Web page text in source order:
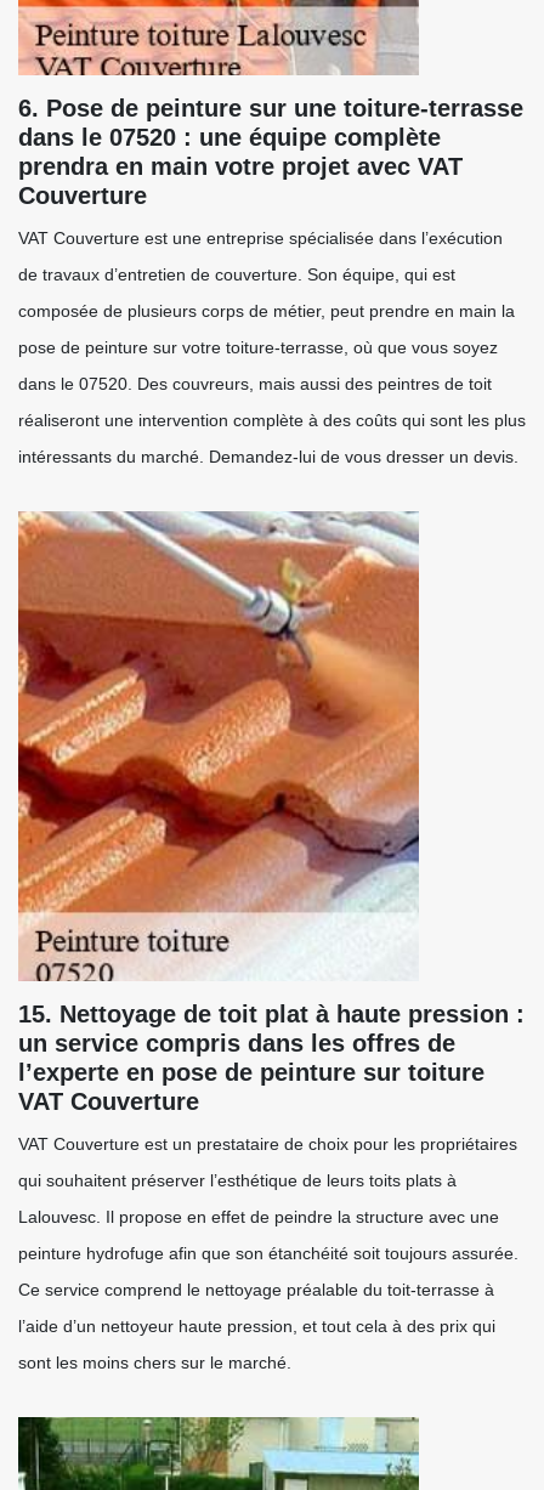
6. Pose de peinture sur une toiture-terrasse
dans le 07520 : une équipe complète
prendra en main votre projet avec VAT
Couverture
VAT Couverture est une entreprise spécialisée dans l’exécution
de travaux d’entretien de couverture. Son équipe, qui est
composée de plusieurs corps de métier, peut prendre en main la
pose de peinture sur votre toiture-terrasse, où que vous soyez
dans le 07520. Des couvreurs, mais aussi des peintres de toit
réaliseront une intervention complète à des coûts qui sont les plus
intéressants du marché. Demandez-lui de vous dresser un devis.
15. Nettoyage de toit plat à haute pression :
un service compris dans les offres de
l’experte en pose de peinture sur toiture
VAT Couverture
VAT Couverture est un prestataire de choix pour les propriétaires
qui souhaitent préserver l’esthétique de leurs toits plats à
Lalouvesc. Il propose en effet de peindre la structure avec une
peinture hydrofuge afin que son étanchéité soit toujours assurée.
Ce service comprend le nettoyage préalable du toit-terrasse à
l’aide d’un nettoyeur haute pression, et tout cela à des prix qui
sont les moins chers sur le marché.